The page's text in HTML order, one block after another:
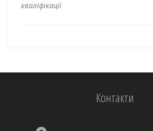
кваліфікації
Контакти